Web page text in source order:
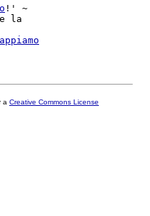
!' ~
la
a Creative Commons License